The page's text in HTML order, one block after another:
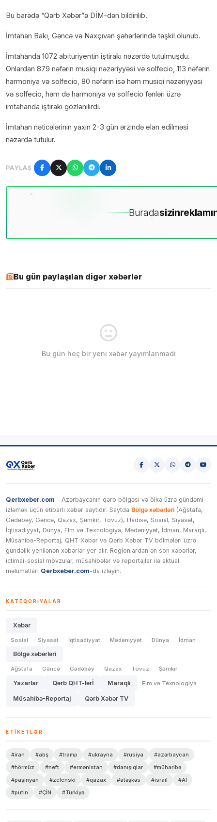
Bu barədə “Qərb Xəbər”ə DİM-dən bildirilib.
İmtahan Bakı, Gəncə və Naxçıvan şəhərlərində təşkil olunub.
İmtahanda 1072 abituriyentin iştirakı nəzərdə tutulmuşdu.
Onlardan 879 nəfərin musiqi nəzəriyyəsi və solfecio, 113 nəfərin
harmoniya və solfecio, 80 nəfərin isə həm musiqi nəzəriyyəsi
və solfecio, həm də harmoniya və solfecio fənləri üzrə
imtahanda iştirakı gözlənilirdi.
İmtahan nəticələrinin yaxın 2-3 gün ərzində elan edilməsi
nəzərdə tutulur.
PAYLAŞ
Buradasizin
Bu gün paylaşılan digər xəbərlər
Bu gün heç bir yeni xəbər yayımlanmadı
Qerbxeber.com – Azərbaycanın qərb bölgəsi və ölkə üzrə gündəmi
izləmək üçün etibarlı xəbər saytıdır. Saytda Bölgə xəbərləri (Ağstafa,
Gədəbəy, Gəncə, Qazax, Şəmkir, Tovuz), Hadisə, Sosial, Siyasət,
İqtisadiyyat, Dünya, Elm və Texnologiya, Mədəniyyət, İdman, Maraqlı,
Müsahibə-Reportaj, QHT Xəbər və Qərb Xəbər TV bölmələri üzrə
gündəlik yenilənən xəbərlər yer alır. Regionlardan ən son xəbərlər,
ictimai-sosial mövzular, müsahibələr və reportajlar ilə aktual
məlumatları Qerbxeber.com-da izləyin.
KATEQORIYALAR
Xəbər
Sosial Siyasət İqtisadiyyat Mədəniyyət Dünya İdman
Bölgə xəbərləri
Ağstafa Gəncə Gədəbəy Qazax Tovuz Şəmkir
Yazarlar Qərb QHT-lərİ Maraqlı Elm və Texnologiya
Müsahibə-Reportaj Qərb Xəbər TV
ETIKETLƏR
#iran #abş #tramp #ukrayna #rusiya
#azərbaycan
#hörmüz
#neft #ermənistan #danışıqlar
#müharibə
#paşinyan
#zelenski #qazax #atəşkəs #israil
#Aİ
#putin
#ÇİN #Türkiyə